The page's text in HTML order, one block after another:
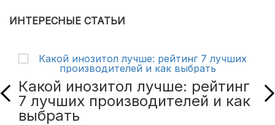
ИНТЕРЕСНЫЕ СТАТЬИ
Какой инозитол лучше: рейтинг
7 лучших производителей и как
выбрать